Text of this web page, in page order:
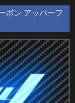
ボン アッパーフ